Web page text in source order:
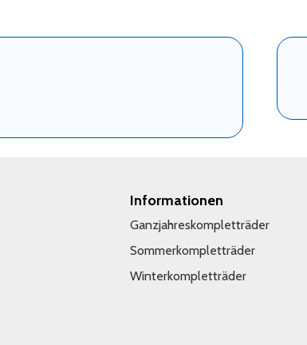
Informationen
Ganzjahreskompletträder
Sommerkompletträder
Winterkompletträder